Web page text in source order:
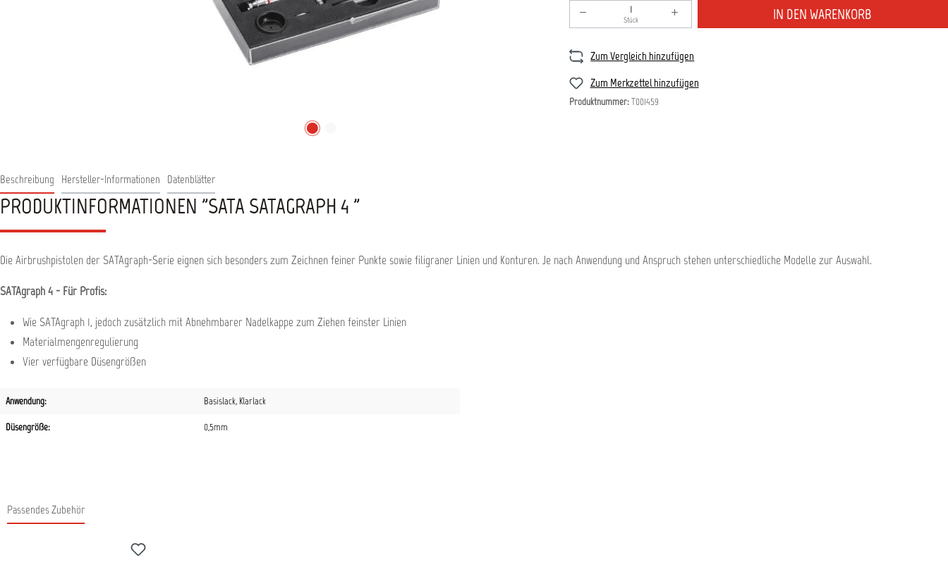
Produkt Anzahl: Gib den gewünschten Wert ein oder benutze
Stück IN DEN WARENKORB
Zum Vergleich hinzufügen
Zum Merkzettel hinzufügen
Produktnummer:T001459
Beschreibung Hersteller-Informationen Datenblätter
PRODUKTINFORMATIONEN "SATA SATAGRAPH 4 "
Die Airbrushpistolen der SATAgraph-Serie eignen sich besonders zum Zeichnen feiner Punkte sowie filigraner Linien und Konturen. Je nach Anwendung und Anspruch stehen unterschiedliche Modelle zur Auswahl.
SATAgraph 4 - Für Profis:
Wie SATAgraph 1, jedoch zusätzlich mit Abnehmbarer Nadelkappe zum Ziehen feinster Linien
Materialmengenregulierung
Vier verfügbare Düsengrößen
Anwendung: Basislack, Klarlack
Düsengröße: 0,5mm
Passendes Zubehör